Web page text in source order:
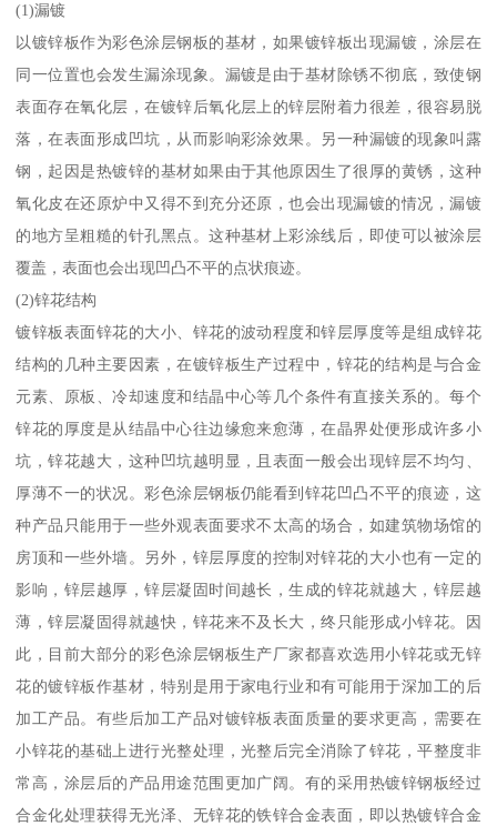
(1)漏镀
以镀锌板作为彩色涂层钢板的基材，如果镀锌板出现漏镀，涂层在
同一位置也会发生漏涂现象。漏镀是由于基材除锈不彻底，致使钢
表面存在氧化层，在镀锌后氧化层上的锌层附着力很差，很容易脱
落，在表面形成凹坑，从而影响彩涂效果。另一种漏镀的现象叫露
钢，起因是热镀锌的基材如果由于其他原因生了很厚的黄锈，这种
氧化皮在还原炉中又得不到充分还原，也会出现漏镀的情况，漏镀
的地方呈粗糙的针孔黑点。这种基材上彩涂线后，即使可以被涂层
覆盖，表面也会出现凹凸不平的点状痕迹。
(2)锌花结构
镀锌板表面锌花的大小、锌花的波动程度和锌层厚度等是组成锌花
结构的几种主要因素，在镀锌板生产过程中，锌花的结构是与合金
元素、原板、冷却速度和结晶中心等几个条件有直接关系的。每个
锌花的厚度是从结晶中心往边缘愈来愈薄，在晶界处便形成许多小
坑，锌花越大，这种凹坑越明显，且表面一般会出现锌层不均匀、
厚薄不一的状况。彩色涂层钢板仍能看到锌花凹凸不平的痕迹，这
种产品只能用于一些外观表面要求不太高的场合，如建筑物场馆的
房顶和一些外墙。另外，锌层厚度的控制对锌花的大小也有一定的
影响，锌层越厚，锌层凝固时间越长，生成的锌花就越大，锌层越
薄，锌层凝固得就越快，锌花来不及长大，终只能形成小锌花。因
此，目前大部分的彩色涂层钢板生产厂家都喜欢选用小锌花或无锌
花的镀锌板作基材，特别是用于家电行业和有可能用于深加工的后
加工产品。有些后加工产品对镀锌板表面质量的要求更高，需要在
小锌花的基础上进行光整处理，光整后完全消除了锌花，平整度非
常高，涂层后的产品用途范围更加广阔。有的采用热镀锌钢板经过
合金化处理获得无光泽、无锌花的铁锌合金表面，即以热镀锌合金